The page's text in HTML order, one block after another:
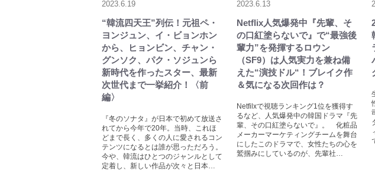
2023.6.19
“韓流四天王”列伝！元祖ペ・
ヨンジュン、イ・ビョンホン
から、ヒョンビン、チャン・
グンソク、パク・ソジュンら
新時代を作ったスター、最新
次世代まで一挙紹介！〈前
編〉
『冬のソナタ』が日本で初めて放送さ
れてから今年で20年。当時、これほ
どまで長く、多くの人に愛されるコン
テンツになるとは誰が思っただろう。
今や、韓流はひとつのジャンルとして
定着し、新しい作品が次々と日本…
2023.6.13
Netflix人気爆発中『先輩、そ
の口紅塗らないで』で“最強後
輩力”を発揮するロウン
（SF9）は人気実力を兼ね備
えた“演技ドル“！ブレイク作
＆気になる次回作は？
Netfilxで視聴ランキング1位を獲得す
るなど、人気爆発中の韓国ドラマ『先
輩、その口紅塗らないで』。 化粧品
メーカーマーケティングチームを舞台
にしたこのドラマで、女性たちの心を
鷲掴みにしているのが、先輩社…